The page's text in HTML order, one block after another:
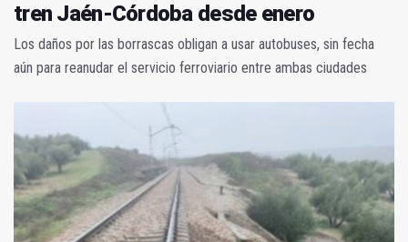
tren Jaén-Córdoba desde enero
Los daños por las borrascas obligan a usar autobuses, sin fecha
aún para reanudar el servicio ferroviario entre ambas ciudades